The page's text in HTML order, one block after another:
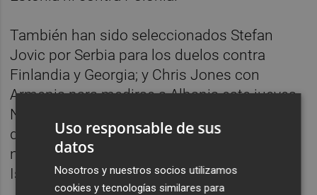
También han sido seleccionados Stefan
Jovic por Serbia para los duelos contra
Finlandia y Georgia; y Chris Jones con
Armenia para medirse a Albania este jueves.
Nate Reuvers, tras haberse lesionado en su
debut con la selección de Hungría en
noviembre, vuelve con ella para medirse a
Islandia e Italia.
Uso responsable de sus
datos
Nosotros y nuestros socios utilizamos
cookies y tecnologías similares para